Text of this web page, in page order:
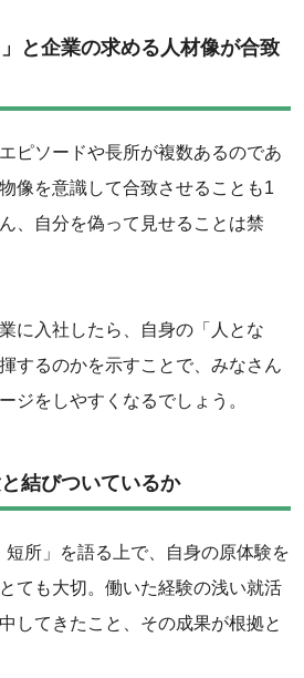
と企業の求める人材像が合致
ピソードや長所が複数あるのであ
像を意識して合致させることも1
、自分を偽って見せることは禁
に入社したら、自身の「人とな
するのかを示すことで、みなさん
ジをしやすくなるでしょう。
結びついているか
短所」を語る上で、自身の原体験を
ても大切。働いた経験の浅い就活
してきたこと、その成果が根拠と